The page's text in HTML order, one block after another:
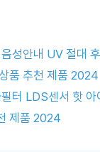
성안내 UV 절대
품 추천 제품 2024
터 LDS센서 핫 아
제품 2024